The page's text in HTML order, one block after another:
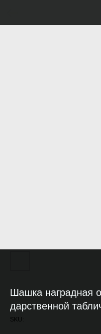
Шашка наградная
дарственной
SKU: